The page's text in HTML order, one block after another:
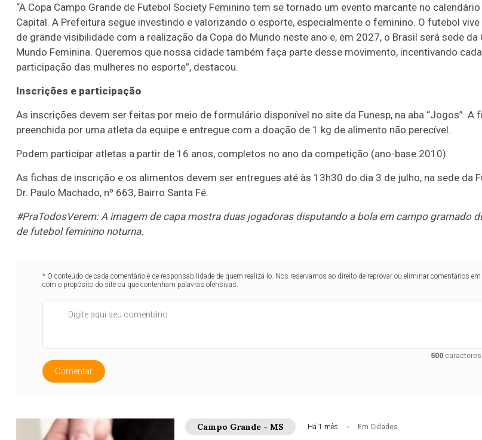
“A Copa Campo Grande de Futebol Society Feminino tem se tornado um evento marcante no
Capital. A Prefeitura segue investindo e valorizando o esporte, especialmente o feminino. O futebol
de grande visibilidade com a realização da Copa do Mundo neste ano e, em 2027, o Brasil será sede da
Mundo Feminina. Queremos que nossa cidade também faça parte desse movimento, incentivando
participação das mulheres no esporte”, destacou.
Inscrições e participação
As inscrições devem ser feitas por meio de formulário disponível no site da Funesp, na aba “Jogos”. A
preenchida por uma atleta da equipe e entregue com a doação de 1 kg de alimento não perecível.
Podem participar atletas a partir de 16 anos, completos no ano da competição (ano-base 2010).
As fichas de inscrição e os alimentos devem ser entregues até às 13h30 do dia 3 de julho, na sede da
Dr. Paulo Machado, nº 663, Bairro Santa Fé.
#PraTodosVerem: A imagem de capa mostra duas jogadoras disputando a bola em campo gramado
de futebol feminino noturna.
* O conteúdo de cada comentário é de responsabilidade de quem realizá-lo. Nos reservamos ao direito de reprovar ou eliminar comentários
com o propósito do site ou que contenham palavras ofensivas.
500caracteres
Comentar
Campo Grande - MS Há 1 mês Em Cidades